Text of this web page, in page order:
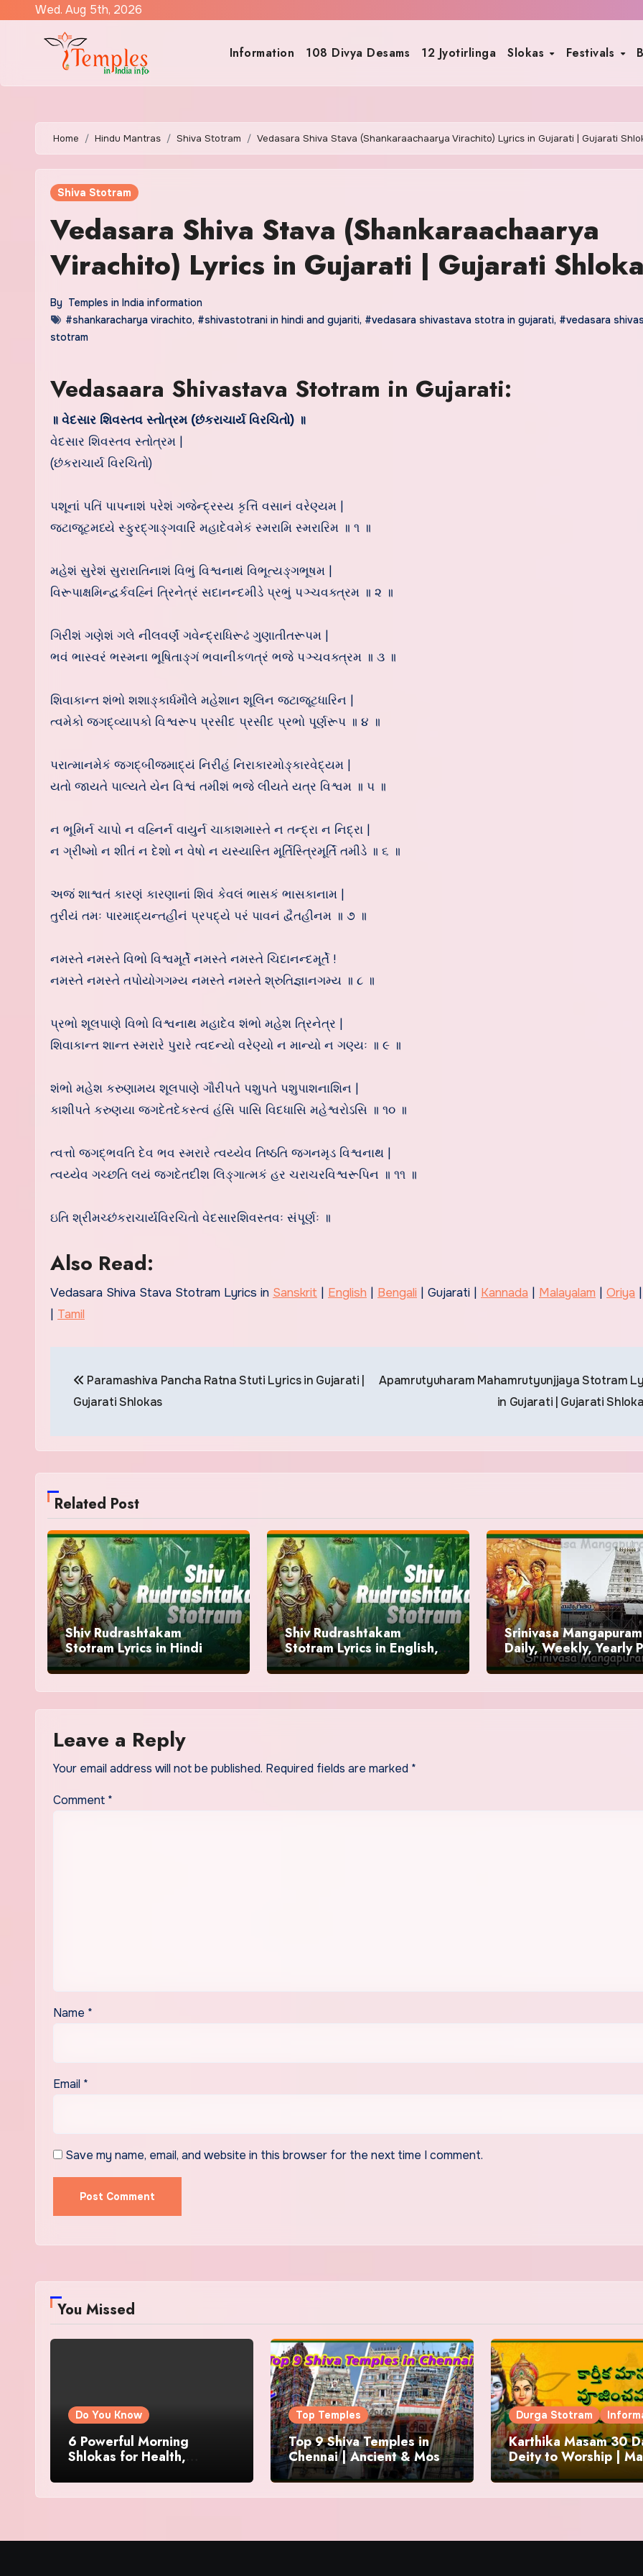
Wed. Aug 5th, 2026
Information 108 Divya Desams 12 Jyotirlinga Slokas Festivals
Home Hindu Mantras Shiva Stotram Vedasara Shiva Stava (Shankaraachaarya Virachito) Lyrics in Gujarati | Gujarati
Shiva Stotram
Vedasara Shiva Stava (Shankaraachaarya
Virachito) Lyrics in Gujarati | Gujarati
By Temples in India information
#shankaracharya virachito, #shivastotrani in hindi and gujariti, #vedasara shivastava stotra in gujarati, #vedasara
stotram
Vedasaara Shivastava Stotram in Gujarati:
॥ વેદસાર શિવસ્તવ સ્તોત્રમ (છંકરાચાર્ય વિરચિતો) ॥
વેદસાર શિવસ્તવ સ્તોત્રમ |
(છંકરાચાર્ય વિરચિતો)
પશૂનાં પતિં પાપનાશં પરેશં ગજેન્દ્રસ્ય કૃત્તિં વસાનં વરેણ્યમ |
જટાજૂટમધ્યે સ્ફુરદ્ગાઙ્ગવારિં મહાદેવમેકં સ્મરામિ સ્મરારિમ ॥ ૧ ॥
મહેશં સુરેશં સુરારાતિનાશં વિભું વિશ્વનાથં વિભૂત્યઙ્ગભૂષમ |
વિરૂપાક્ષમિન્દ્વર્કવહ્નિં ત્રિનેત્રં સદાનન્દમીડે પ્રભું પઞ્ચવક્ત્રમ ॥ ૨ ॥
ગિરીશં ગણેશં ગલે નીલવર્ણં ગવેન્દ્રાધિરૂઢં ગુણાતીતરૂપમ |
ભવં ભાસ્વરં ભસ્મના ભૂષિતાઙ્ગં ભવાનીકળત્રં ભજે પઞ્ચવક્ત્રમ ॥ ૩ ॥
શિવાકાન્ત શંભો શશાઙ્કાર્ધમૌલે મહેશાન શૂલિન જટાજૂટધારિન |
ત્વમેકો જગદ્વ્યાપકો વિશ્વરૂપ પ્રસીદ પ્રસીદ પ્રભો પૂર્ણરૂપ ॥ ૪ ॥
પરાત્માનમેકં જગદ્બીજમાદ્યં નિરીહં નિરાકારમોઙ્કારવેદ્યમ |
યતો જાયતે પાલ્યતે યેન વિશ્વં તમીશં ભજે લીયતે યત્ર વિશ્વમ ॥ ૫ ॥
ન ભૂમિર્ન ચાપો ન વહ્નિર્ન વાયુર્ન ચાકાશમાસ્તે ન તન્દ્રા ન નિદ્રા |
ન ગ્રીષ્મો ન શીતં ન દેશો ન વેષો ન યસ્યાસ્તિ મૂર્તિસ્ત્રિમૂર્તિં તમીડે ॥ ૬ ॥
અજં શાશ્વતં કારણં કારણાનાં શિવં કેવલં ભાસકં ભાસકાનામ |
તુરીયં તમઃ પારમાદ્યન્તહીનં પ્રપદ્યે પરં પાવનં દ્વૈતહીનમ ॥ ૭ ॥
નમસ્તે નમસ્તે વિભો વિશ્વમૂર્તે નમસ્તે નમસ્તે ચિદાનન્દમૂર્તે !
નમસ્તે નમસ્તે તપોયોગગમ્ય નમસ્તે નમસ્તે શ્રુતિજ્ઞાનગમ્ય ॥ ૮ ॥
પ્રભો શૂલપાણે વિભો વિશ્વનાથ મહાદેવ શંભો મહેશ ત્રિનેત્ર |
શિવાકાન્ત શાન્ત સ્મરારે પુરારે ત્વદન્યો વરેણ્યો ન માન્યો ન ગણ્યઃ ॥ ૯ ॥
શંભો મહેશ કરુણામય શૂલપાણે ગૌરીપતે પશુપતે પશુપાશનાશિન |
કાશીપતે કરુણયા જગદેતદેકસ્ત્વં હંસિ પાસિ વિદધાસિ મહેશ્વરોઽસિ ॥ ૧૦ ॥
ત્વત્તો જગદ્ભવતિ દેવ ભવ સ્મરારે ત્વય્યેવ તિષ્ઠતિ જગનમૃડ વિશ્વનાથ |
ત્વય્યેવ ગચ્છતિ લયં જગદેતદીશ લિઙ્ગાત્મકં હર ચરાચરવિશ્વરૂપિન ॥ ૧૧ ॥
ઇતિ શ્રીમચ્છંકરાચાર્યવિરચિતો વેદસારશિવસ્તવઃ સંપૂર્ણઃ ॥
Also Read:
Vedasara Shiva Stava Stotram Lyrics in Sanskrit English Bengali | Gujarati | Kannada Malayalam Oriya
Tamil
navigation
Paramashiva Pancha Ratna Stuti Lyrics in Gujarati |
Gujarati Shlokas
Apamrutyuharam Mahamrutyunjjaya Stotram
in Gujarati | Gujarati
Related Post
Shiv Rudrashtakam
Stotram Lyrics in Hindi
Shiv Rudrashtakam
Stotram Lyrics in English,
Benifits
Srinivasa Mangapuram
Daily, Weekly, Yearly
/ Sevas Timings
Leave a Reply
Your email address will not be published. Required fields are marked *
Comment *
Name *
Email *
Save my name, email, and website in this browser for the next time I comment.
You Missed
Do You Know
6 Powerful Morning
Shlokas for Health,
Top Temples
Top 9 Shiva Temples in
Chennai | Ancient & Most
Famous
Durga Stotram
Karthika Masam 30
Deity to Worship |
to Chant | Donations
Offering